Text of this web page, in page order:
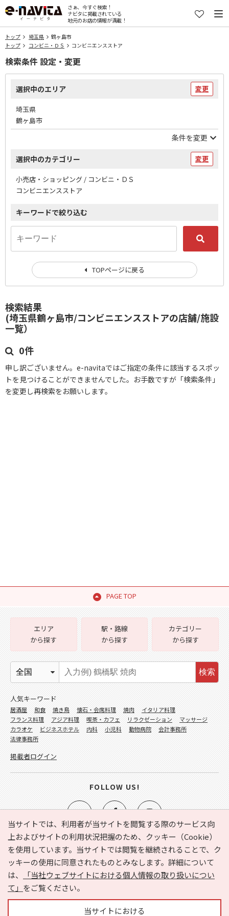
さぁ、今すぐ検索！
ナビタに掲載されている
地元のお店の情報が満載！
トップ 埼玉県
鶴ヶ島市
トップ
コンビニ・ＤＳ コンビニエンスストア
検索結果
(埼玉県鶴ヶ島市/コンビニエンスストアの店舗/施設
一覧）
0件
申し訳ございません。e-navitaではご指定の条件に該当するスポッ
トを見つけることができませんでした。お手数ですが「検索条件」
を変更し再検索をお願いします。
検索条件 設定・変更
選択中のエリア 変更
埼玉県
鶴ヶ島市
条件を変更
選択中のカテゴリー 変更
小売店・ショッピング / コンビニ・ＤＳ
コンビニエンスストア
キーワードで絞り込む
TOPページに戻る
PAGE TOP
当サイトでは、利用者が当サイトを閲覧する際のサービス向
上およびサイトの利用状況把握のため、クッキー（Cookie）
を使用しています。当サイトでは閲覧を継続されることで、ク
ッキーの使用に同意されたものとみなします。詳細について
は、
「当社ウェブサイトにおける個人情報の取り扱いについ
て」 をご覧ください。
当サイトにおける
e-NAVITA（イーナビタ）とは？ お気に入り
ヘルプ
利用規約
個人情報の取り扱いについて
運営会社
サイトマップ
広告掲載に関するお問い合わせ
エリア
から探す
駅・路線
から探す
カテゴリー
から探す
検索
人気キーワード
居酒屋 和食 焼き鳥 懐石・会席料理 焼肉
イタリア料理
フランス料理
アジア料理 喫茶・カフェ リラクゼーション
マッサージ
カラオケ
ビジネスホテル 内科 小児科 動物病院
会計事務所
法律事務所
掲載者ログイン
FOLLOW US!